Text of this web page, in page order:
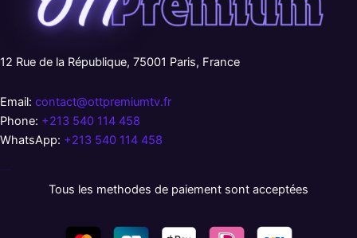
12 Rue de la République, 75001 Paris, France
Email: contact@ottpremiumtv.fr
Phone: +213 540 114 458
WhatsApp: +213 540 114 458
Tous les methodes de paiement sont acceptées